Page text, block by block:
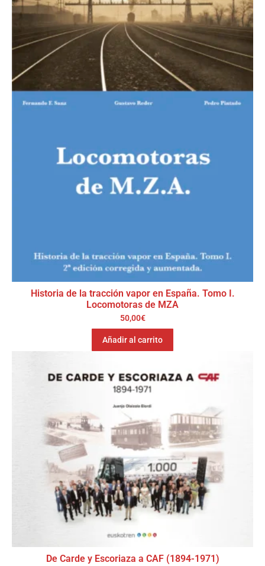
Historia de la tracción vapor en España. Tomo I.
Locomotoras de MZA
50,00€
Añadir al carrito
De Carde y Escoriaza a CAF (1894-1971)